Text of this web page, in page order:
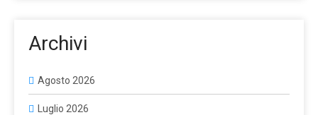
Archivi
Agosto 2026
Luglio 2026